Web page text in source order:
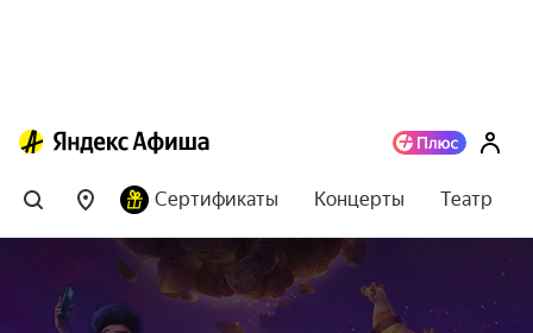
Сертификаты Концерты Театр